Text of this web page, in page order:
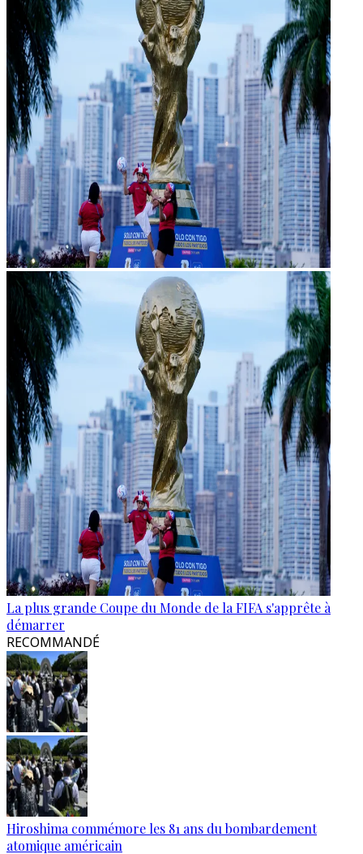
La plus grande Coupe du Monde de la FIFA s'apprête à
démarrer
RECOMMANDÉ
Hiroshima commémore les 81 ans du bombardement
atomique américain